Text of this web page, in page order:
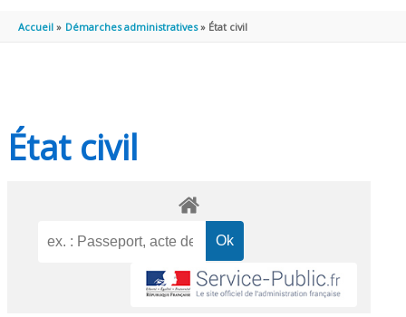
PRINCIPAL
Accueil Démarches administratives État civil
État civil